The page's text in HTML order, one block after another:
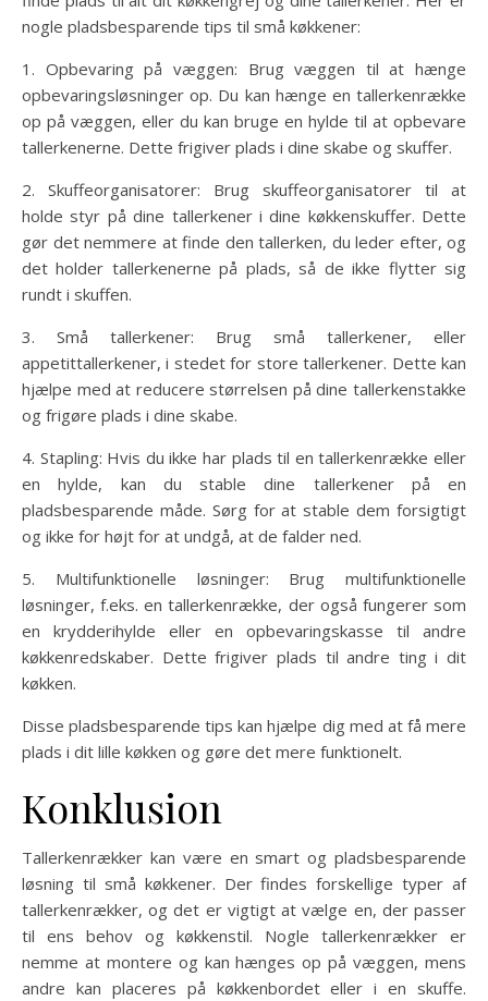
nogle pladsbesparende tips til små køkkener:
1. Opbevaring på væggen: Brug væggen til at hænge
opbevaringsløsninger op. Du kan hænge en tallerkenrække
op på væggen, eller du kan bruge en hylde til at opbevare
tallerkenerne. Dette frigiver plads i dine skabe og skuffer.
2. Skuffeorganisatorer: Brug skuffeorganisatorer til at
holde styr på dine tallerkener i dine køkkenskuffer. Dette
gør det nemmere at finde den tallerken, du leder efter, og
det holder tallerkenerne på plads, så de ikke flytter sig
rundt i skuffen.
3. Små tallerkener: Brug små tallerkener, eller
appetittallerkener, i stedet for store tallerkener. Dette kan
hjælpe med at reducere størrelsen på dine tallerkenstakke
og frigøre plads i dine skabe.
4. Stapling: Hvis du ikke har plads til en tallerkenrække eller
en hylde, kan du stable dine tallerkener på en
pladsbesparende måde. Sørg for at stable dem forsigtigt
og ikke for højt for at undgå, at de falder ned.
5. Multifunktionelle løsninger: Brug multifunktionelle
løsninger, f.eks. en tallerkenrække, der også fungerer som
en krydderihylde eller en opbevaringskasse til andre
køkkenredskaber. Dette frigiver plads til andre ting i dit
køkken.
Disse pladsbesparende tips kan hjælpe dig med at få mere
plads i dit lille køkken og gøre det mere funktionelt.
Konklusion
Tallerkenrækker kan være en smart og pladsbesparende
løsning til små køkkener. Der findes forskellige typer af
tallerkenrækker, og det er vigtigt at vælge en, der passer
til ens behov og køkkenstil. Nogle tallerkenrækker er
nemme at montere og kan hænges op på væggen, mens
andre kan placeres på køkkenbordet eller i en skuffe.